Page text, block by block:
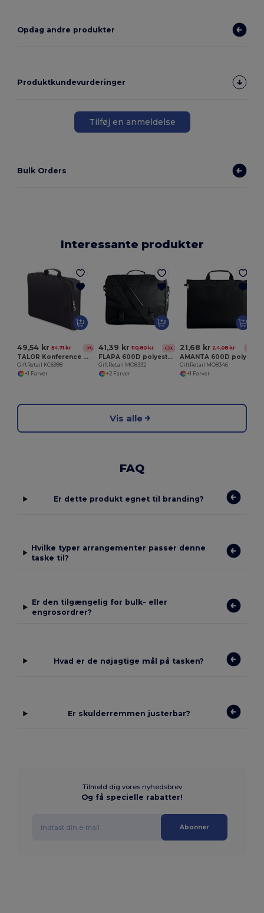
Opdag andre produkter
Produktkundevurderinger
Tilføj en anmeldelse
Bulk Orders
Interessante produkter
49,54 kr 54,71 kr -9%
TALOR Konference mappe
GiftRetail KC6998
+1 Farver
41,39 kr 110,80 kr -63%
FLAPA 600D polyester dokument taske
GiftRetail MO8332
+2 Farver
21,68 kr 24,08 kr -10%
GiftRetail MO8346
+1 Farver
Vis alle
FAQ
Er dette produkt egnet til branding?
Hvilke typer arrangementer passer denne
taske til?
Er den tilgængelig for bulk- eller
engrosordrer?
Hvad er de nøjagtige mål på tasken?
Er skulderremmen justerbar?
Tilmeld dig vores nyhedsbrev
Og få specielle rabatter!
Abonner